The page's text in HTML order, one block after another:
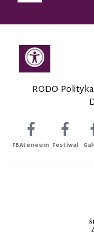
RODO
FBAteneum Festiwal